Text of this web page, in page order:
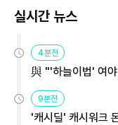
실시간 뉴스
4분전
與 "'하늘이법' 여
9분전
'캐시딜' 캐시워크